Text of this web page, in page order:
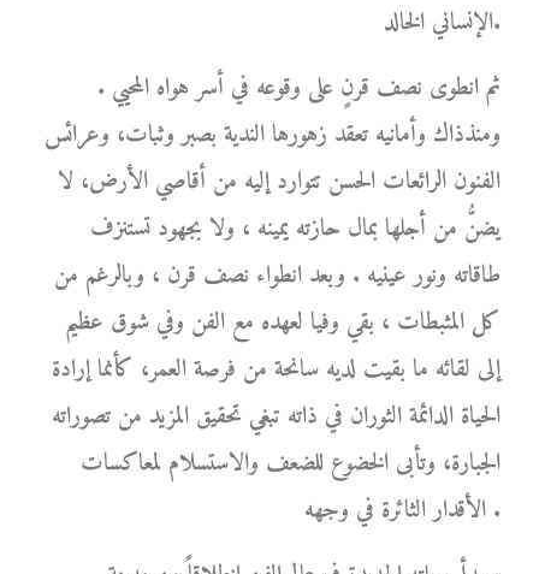
الإنساني الخالد.
ثم انطوى نصف قرنٍ على وقوعه في أسر هواه المحيي .
ومنذذاك وأمانيه تعقد زهورها الندية بصبر وثبات، وعرائس
الفنون الرائعات الحسن تتوارد إليه من أقاصي الأرض، لا
يضنُّ من أجلها بمال حازته يمينه ، ولا بجهود تستنزف
طاقاته ونور عينيه . وبعد انطواء نصف قرن ، وبالرغم من
كل المثبطات ، بقي وفيا لعهده مع الفن وفي شوق عظيم
إلى لقائه ما بقيت لديه سانحة من فرصة العمر، كأنما إرادة
الحياة الدائمة الثوران في ذاته تبغي تحقيق المزيد من تصوراته
الجبارة، وتأبى الخضوع للضعف والاستسلام لمعاكسات
الأقدار الثائرة في وجهه .